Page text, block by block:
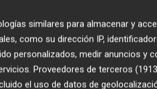
similares para almacenar y
como su dirección IP,
personalizados, medir anuncios y
Proveedores de terceros
el uso de datos de